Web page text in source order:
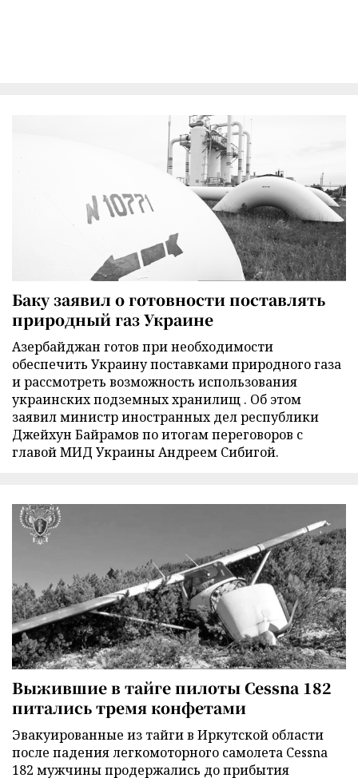
Баку заявил о готовности поставлять
природный газ Украине
Азербайджан готов при необходимости
обеспечить Украину поставками природного газа
и рассмотреть возможность использования
украинских подземных хранилищ . Об этом
заявил министр иностранных дел республики
Джейхун Байрамов по итогам переговоров с
главой МИД Украины Андреем Сибигой.
Выжившие в тайге пилоты Cessna 182
питались тремя конфетами
Эвакуированные из тайги в Иркутской области
после падения легкомоторного самолета Cessna
182 мужчины продержались до прибытия